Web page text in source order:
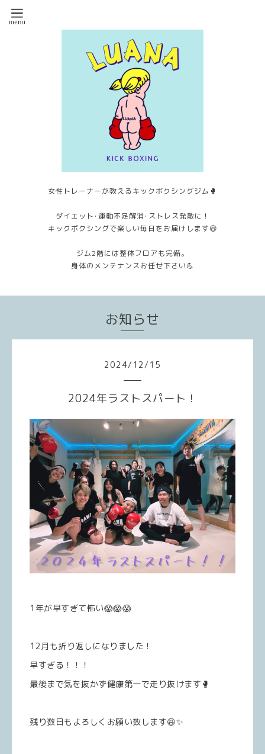
女性トレーナーが教えるキックボクシングジム🥊
ダイエット･運動不足解消･ストレス発散に！
キックボクシングで楽しい毎日をお届けします😆
ジム2階には整体フロアも完備。
身体のメンテナンスお任せ下さい💪
お知らせ
2024/ 12/ 15
2024年ラストスパート！
1年が早すぎて怖い😱😱😱
12月も折り返しになりました！
早すぎる！！！
最後まで気を抜かず健康第一で走り抜けます🥊
残り数日もよろしくお願い致します😆✨️